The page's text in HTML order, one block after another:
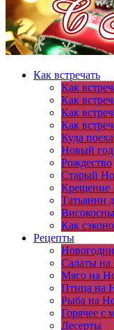
Как встречать
Как
Как
Как
Как
Куда
Новый год
Рождество
Старый
Крещение
Татьянин
Как
Рецепты
Салаты
Мясо на
Птица на
Рыба на
Горячее с
Десерты